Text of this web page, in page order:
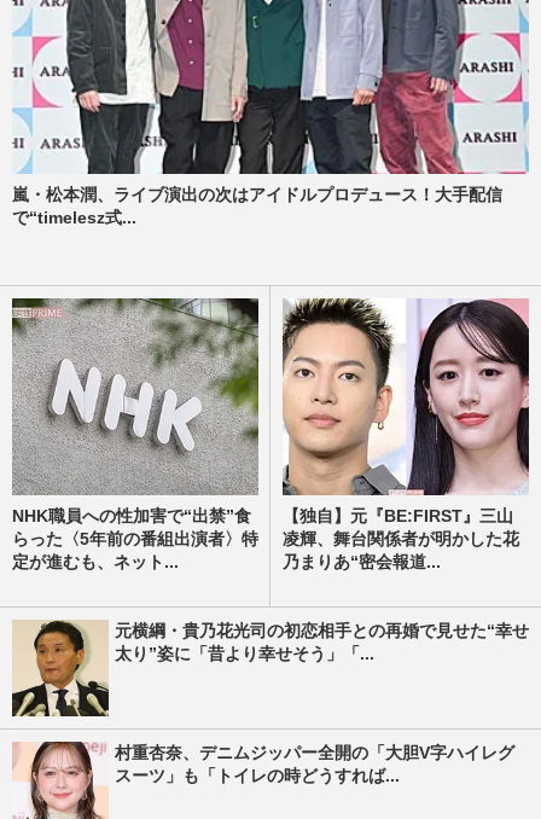
嵐・松本潤、ライブ演出の次はアイドルプロデュース！大手配信
で“timelesz式...
NHK職員への性加害で“出禁”食
らった〈5年前の番組出演者〉特
定が進むも、ネット...
【独自】元『BE:FIRST』三山
凌輝、舞台関係者が明かした花
乃まりあ“密会報道...
元横綱・貴乃花光司の初恋相手との再婚で見せた“幸せ
太り”姿に「昔より幸せそう」「...
村重杏奈、デニムジッパー全開の「大胆V字ハイレグ
スーツ」も「トイレの時どうすれば...